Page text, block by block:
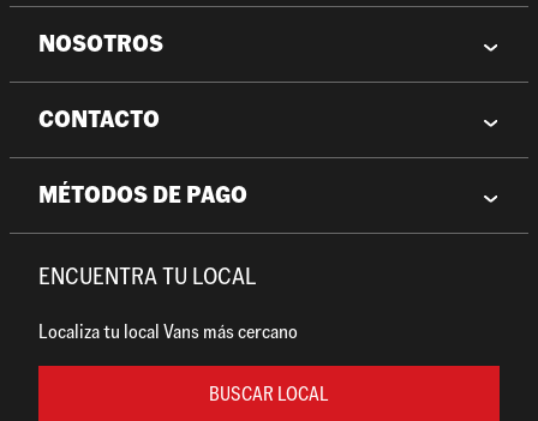
NOSOTROS
CONTACTO
MÉTODOS DE PAGO
ENCUENTRA TU LOCAL
Localiza tu local Vans más cercano
BUSCAR LOCAL